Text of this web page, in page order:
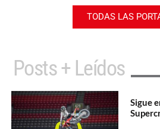
TODAS LAS
Posts + Leídos
Sigue